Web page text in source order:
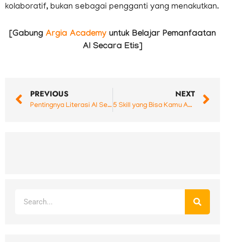
kolaboratif, bukan sebagai pengganti yang menakutkan.
[Gabung Argia Academy untuk Belajar Pemanfaatan
AI Secara Etis]
PREVIOUS
Pentingnya Literasi AI Sebelum Implementasi Masif: Sebuah Catatan untuk Pemerintah dan Pemimpin Muda
NEXT
5 Skill yang Bisa Kamu Asah di Rumah untuk Menunjang Karier Digitalmu